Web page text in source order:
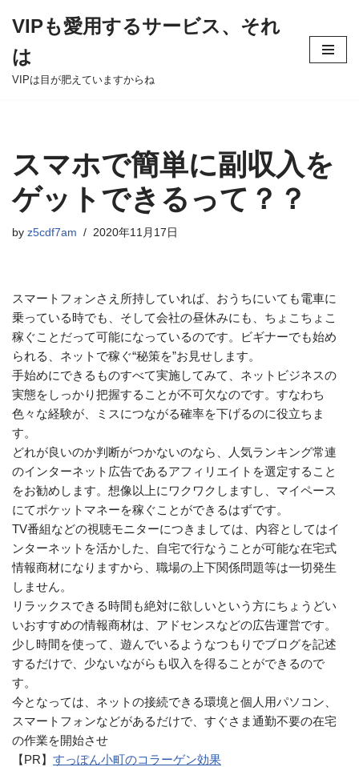
to
content
VIPも愛用するサービス、それ
は
VIPは目が肥えていますからね
スマホで簡単に副収入を
ゲットできるって？？
by z5cdf7am 2020年11月17日
スマートフォンさえ所持していれば、おうちにいても電車に
乗っている時でも、そして会社の昼休みにも、ちょこちょこ
稼ぐことだって可能になっているのです。ビギナーでも始め
られる、ネットで稼ぐ“秘策を”お見せします。
手始めにできるものすべて実施してみて、ネットビジネスの
実態をしっかり把握することが不可欠なのです。すなわち
色々な経験が、ミスにつながる確率を下げるのに役立ちま
す。
どれが良いのか判断がつかないのなら、人気ランキング常連
のインターネット広告であるアフィリエイトを選定すること
をお勧めします。想像以上にワクワクしますし、マイペース
にてポケットマネーを稼ぐことができるはずです。
TV番組などの視聴モニターにつきましては、内容としてはイ
ンターネットを活かした、自宅で行なうことが可能な在宅式
情報商材になりますから、職場の上下関係問題等は一切発生
しません。
リラックスできる時間も絶対に欲しいという方にちょうどい
いおすすめの情報商材は、アドセンスなどの広告運営です。
少し時間を使って、遊んでいるようなつもりでブログを記述
するだけで、少ないながらも収入を得ることができるので
す。
今となっては、ネットの接続できる環境と個人用パソコン、
スマートフォンなどがあるだけで、すぐさま通勤不要の在宅
の作業を開始させ
【PR】 すっぽん小町のコラーゲン効果